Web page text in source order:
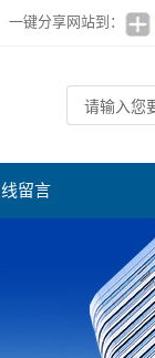
一键分享网站到：
留言